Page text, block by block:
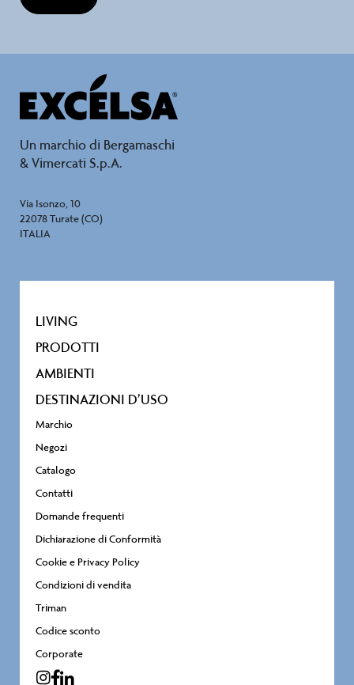
Un marchio di Bergamaschi
& Vimercati S.p.A.
Via Isonzo, 10
22078 Turate (CO)
ITALIA
LIVING
PRODOTTI
AMBIENTI
DESTINAZIONI D’USO
Marchio
Negozi
Catalogo
Contatti
Domande frequenti
Dichiarazione di Conformità
Cookie e Privacy Policy
Condizioni di vendita
Triman
Codice sconto
Corporate